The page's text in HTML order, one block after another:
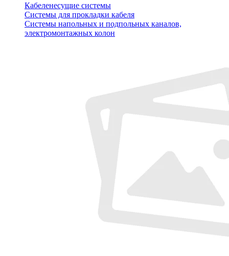
Кабеленесущие системы
Системы для прокладки кабеля
Системы напольных и подпольных каналов,
электромонтажных колон